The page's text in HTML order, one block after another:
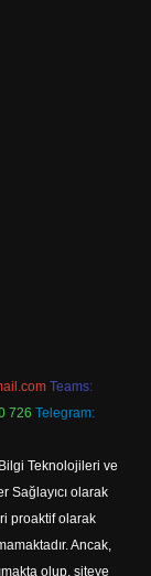
Teams:
726 Telegram:
Teknolojileri ve
Sağlayıcı olarak
proaktif olarak
Ancak,
olup, siteye